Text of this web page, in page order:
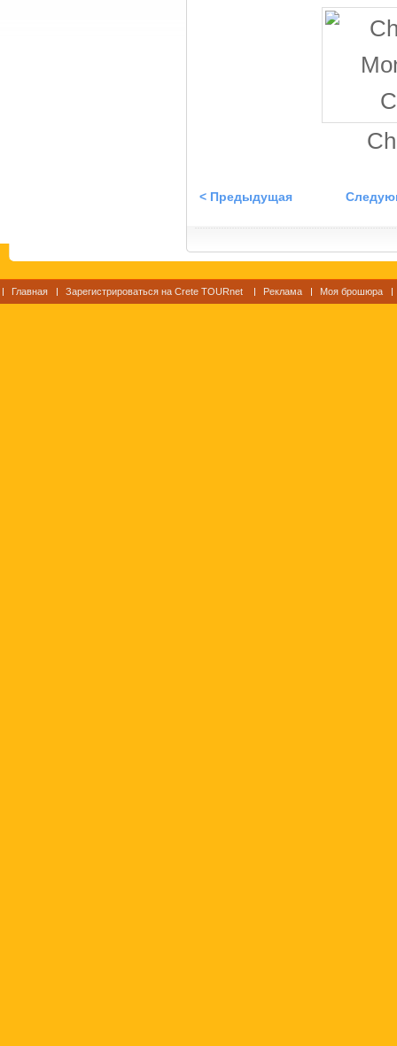
< Предыдущая
Главная Зарегистрироваться на Crete TOURnet Реклама Моя брошюра